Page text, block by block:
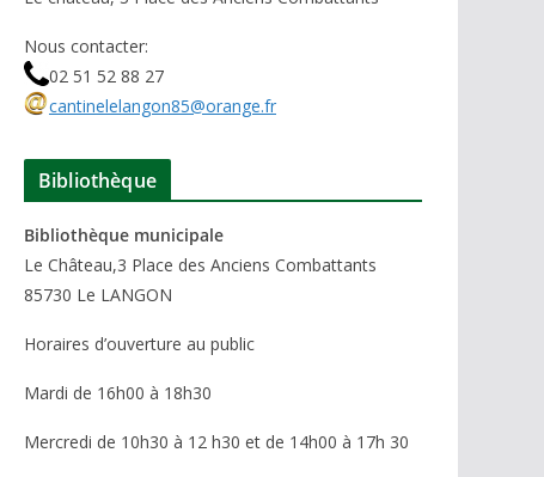
Nous contacter:
02 51 52 88 27
cantinelelangon85@orange.fr
Bibliothèque
Bibliothèque municipale
Le Château,3 Place des Anciens Combattants
85730 Le LANGON
Horaires d’ouverture au public
Mardi de 16h00 à 18h30
Mercredi de 10h30 à 12 h30 et de 14h00 à 17h 30